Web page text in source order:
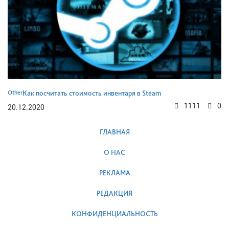
OtherКак посчитать стоимость инвентаря в Steam
20.12.2020
0
1111
ГЛАВНАЯ
О НАС
РЕКЛАМА
РЕДАКЦИЯ
КОНФИДЕНЦИАЛЬНОСТЬ